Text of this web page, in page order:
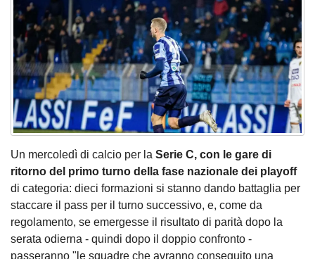
Un mercoledì di calcio per la Serie C, con le gare di
ritorno del primo turno della fase nazionale dei playoff
di categoria: dieci formazioni si stanno dando battaglia per
staccare il pass per il turno successivo, e, come da
regolamento, se emergesse il risultato di parità dopo la
serata odierna - quindi dopo il doppio confronto -
passeranno "le squadre che avranno conseguito una